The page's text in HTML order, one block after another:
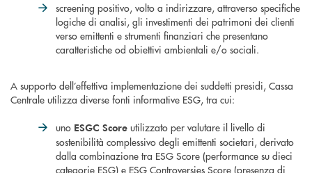
screening positivo, volto a indirizzare, attraverso specifiche
logiche di analisi, gli investimenti dei patrimoni dei clienti
verso emittenti e strumenti finanziari che presentano
caratteristiche od obiettivi ambientali e/o sociali.
A supporto dell’effettiva implementazione dei suddetti presidi, Cassa
Centrale utilizza diverse fonti informative ESG, tra cui:
uno ESGC Score utilizzato per valutare il livello di
sostenibilità complessivo degli emittenti societari, derivato
dalla combinazione tra ESG Score (performance su dieci
categorie ESG) e ESG Controversies Score (presenza di